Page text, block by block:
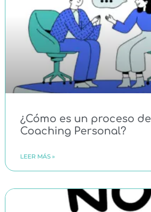
¿Cómo es un proceso de
Coaching Personal?
LEER MÁS »